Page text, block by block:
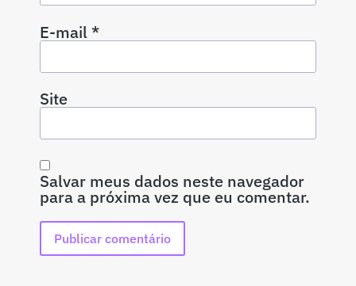
E-mail*
Site
Salvar meus dados neste navegador
para a próxima vez que eu comentar.